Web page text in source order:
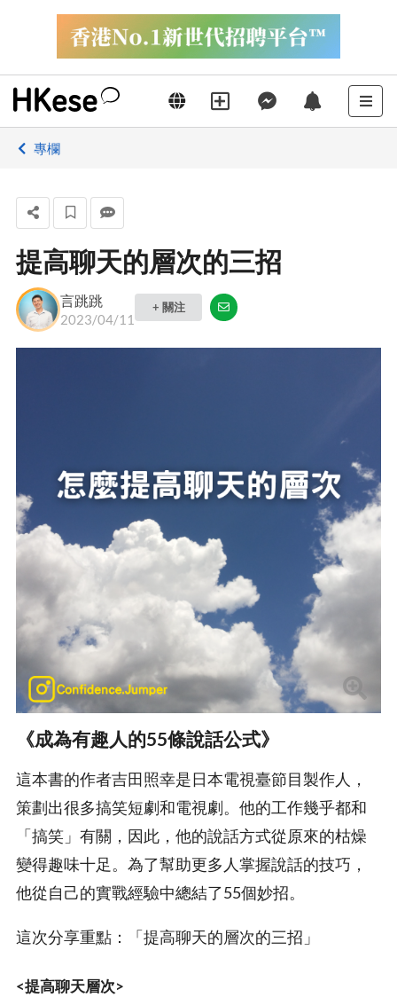
專欄
提高聊天的層次的三招
言跳跳
2023/04/11
+ 關注
《成為有趣人的55條說話公式》
這本書的作者吉田照幸是日本電視臺節目製作人，
策劃出很多搞笑短劇和電視劇。他的工作幾乎都和
「搞笑」有關，因此，他的說話方式從原來的枯燥
變得趣味十足。為了幫助更多人掌握說話的技巧，
他從自己的實戰經驗中總結了55個妙招。
這次分享重點：「提高聊天的層次的三招」
<提高聊天層次>